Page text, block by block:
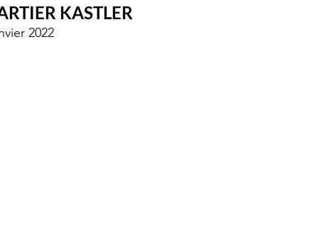
KASTLER
2022